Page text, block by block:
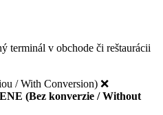
terminál v obchode či reštaurácii
/ With Conversion) ❌
(Bez konverzie / Without